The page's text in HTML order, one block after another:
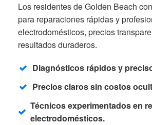
Los residentes de Golden Beach
para reparaciones rápidas y
electrodomésticos, precios
resultados duraderos.
Diagnósticos rápidos y
Precios claros sin costos
Técnicos experimentados en
electrodomésticos.